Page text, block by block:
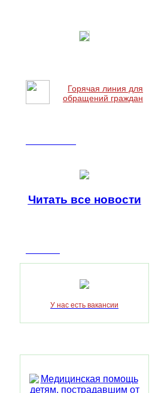
Горячая линия для
обращений граждан
Читать все новости
У нас есть вакансии